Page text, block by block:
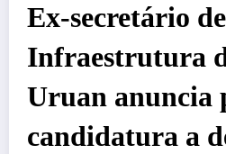
Ex-secretário de
Infraestrutura
Uruan anuncia
candidatura a